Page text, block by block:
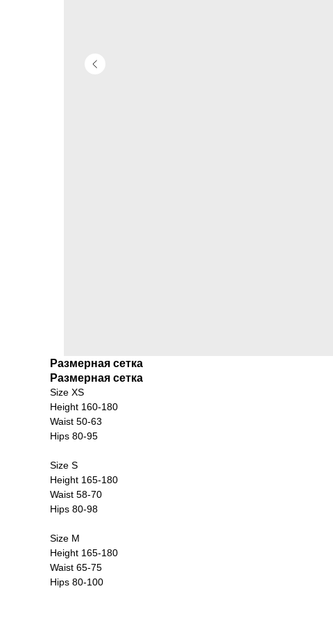
Размерная сетка
Размерная сетка
Size XS
Height 160-180
Waist 50-63
Hips 80-95
Size S
Height 165-180
Waist 58-70
Hips 80-98
Size M
Height 165-180
Waist 65-75
Hips 80-100